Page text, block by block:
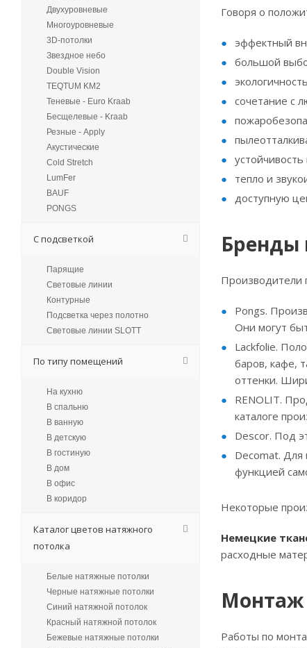
Говоря о
эффектный
большой
сочетание с
тепло и
доступную
Бренды
Производители
Pongs.
Они могут
Lackfolie.
баров, кафе,
оттенки.
RENOLIT.
каталоге
Descor. Под
Decomat. Для
функцией
Некоторые
Немецкие
расходные
Монтаж
Работы по
Двухуровневые
Многоуровневые
3D-потолки
Звездное небо
Double Vision
TEQTUM KM2
Теневые - Euro Kraab
Бесщелевые - Kraab
Резные - Apply
Акустические
Cold Stretch
LumFer
BAUF
PONGS
С подсветкой
Парящие
Световые линии
Контурные
Подсветка через полотно
Световые линии SLOTT
По типу помещений
На кухню
В спальню
В ванную
В детскую
В гостиную
В дом
В офис
В коридор
Каталог цветов натяжного
потолка
Белые натяжные потолки
Черные натяжные потолки
Синий натяжной потолок
Красный натяжной потолок
Бежевые натяжные потолки